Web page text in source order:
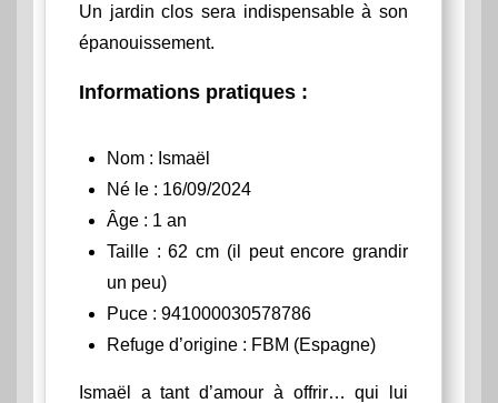
Un jardin clos sera indispensable à son
épanouissement.
Informations pratiques :
Nom : Ismaël
Né le : 16/09/2024
Âge : 1 an
Taille : 62 cm (il peut encore grandir
un peu)
Puce : 941000030578786
Refuge d’origine : FBM (Espagne)
Ismaël a tant d’amour à offrir… qui lui